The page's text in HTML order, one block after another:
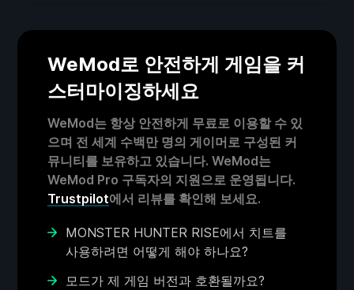
WeMod로 안전하게 게임을 커
스터마이징하세요
WeMod는 항상 안전하게 무료로 이용할 수 있
으며 전 세계 수백만 명의 게이머로 구성된 커
뮤니티를 보유하고 있습니다. WeMod는
WeMod Pro 구독자의 지원으로 운영됩니다.
Trustpilot에서 리뷰를 확인해 보세요.
MONSTER HUNTER RISE에서 치트를
사용하려면 어떻게 해야 하나요?
모드가 제 게임 버전과 호환될까요?